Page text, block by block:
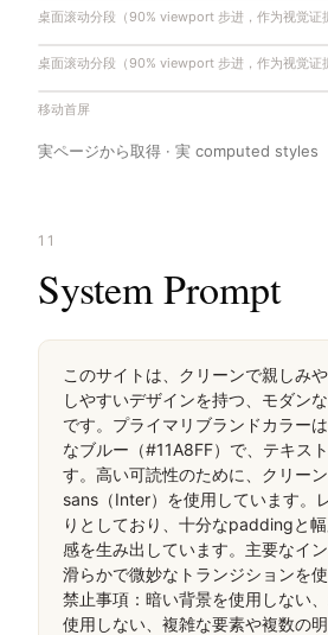
桌面滚动分段（90% viewport 步进，作为视觉证
桌面滚动分段（90% viewport 步进，作为视觉证
移动首屏
実ページから取得 · 実 computed styles
11
System Prompt
このサイトは、クリーンで親しみ
しやすいデザインを持つ、モダン
です。プライマリブランドカラー
なブルー（#11A8FF）で、テキス
す。高い可読性のために、クリー
sans（Inter）を使用しています。
りとしており、十分なpaddingと
感を生み出しています。主要なイ
滑らかで微妙なトランジションを
禁止事項：暗い背景を使用しない
使用しない、複雑な要素や複数の